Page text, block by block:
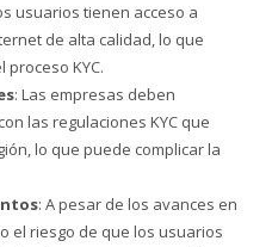
usuarios tienen acceso a
de alta calidad, lo que
KYC.
: Las empresas deben
las regulaciones KYC que
lo que puede complicar la
: A pesar de los avances en
el riesgo de que los usuarios